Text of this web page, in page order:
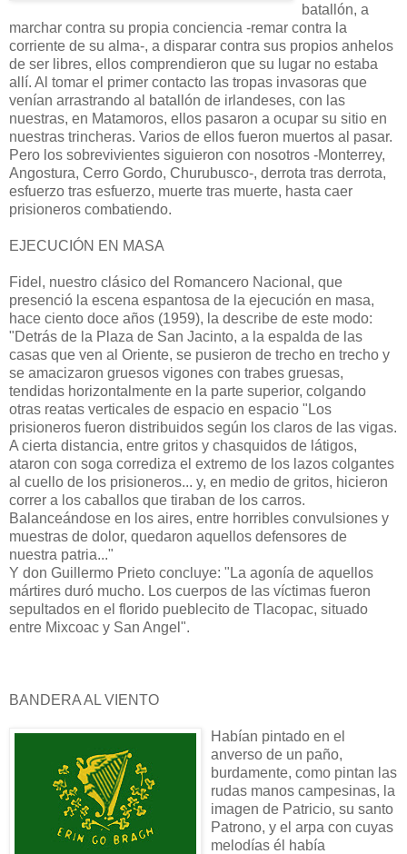
batallón, a
marchar contra su propia conciencia -remar contra la
corriente de su alma-, a disparar contra sus propios anhelos
de ser libres, ellos comprendieron que su lugar no estaba
allí. Al tomar el primer contacto las tropas invasoras que
venían arrastrando al batallón de irlandeses, con las
nuestras, en Matamoros, ellos pasaron a ocupar su sitio en
nuestras trincheras. Varios de ellos fueron muertos al pasar.
Pero los sobrevivientes siguieron con nosotros -Monterrey,
Angos­tura, Cerro Gordo, Churubusco-, derrota tras derrota,
esfuerzo tras esfuerzo, muerte tras muerte, hasta caer
prisioneros combatiendo.
EJECUCIÓN EN MASA
Fidel, nuestro clásico del Romancero Nacional, que
presenció la escena espantosa de la ejecución en masa,
hace ciento doce años (1959), la describe de este modo:
"Detrás de la Plaza de San Jacinto, a la espalda de las
casas que ven al Oriente, se pusieron de trecho en trecho y
se amacizaron gruesos vigones con trabes gruesas,
tendidas horizontalmente en la parte superior, colgando
otras reatas verticales de espacio en espacio "Los
prisioneros fueron distribuidos según los claros de las vigas.
A cierta distancia, entre gritos y chasquidos de látigos,
ataron con soga corrediza el extremo de los lazos colgantes
al cuello de los prisioneros... y, en medio de gritos, hicieron
correr a los caballos que tiraban de los carros.
Balanceándose en los aires, entre horribles convulsiones y
muestras de dolor, quedaron aquellos defensores de
nuestra patria..."
Y don Guillermo Prieto concluye: "La agonía de aquellos
mártires duró mucho. Los cuerpos de las víctimas fueron
sepultados en el florido pueblecito de Tlacopac, situado
entre Mixcoac y San Angel".
BANDERA AL VIENTO
Habían pintado en el
anverso de un paño,
burdamente, como pintan las
rudas manos campesinas, la
imagen de Patricio, su santo
Patrono, y el arpa con cuyas
melodías él había